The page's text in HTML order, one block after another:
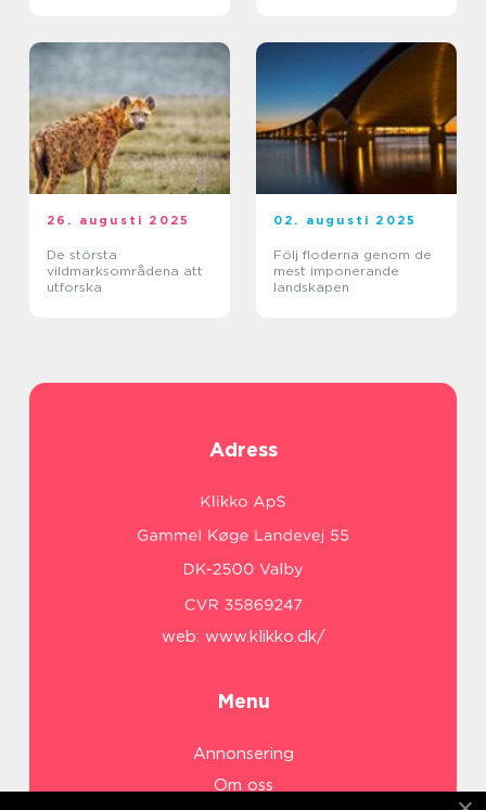
26. augusti 2025
De största
vildmarksområdena att
utforska
02. augusti 2025
Följ floderna genom de
mest imponerande
landskapen
Adress
web: www.klikko.dk/
Menu
Annonsering
Om oss